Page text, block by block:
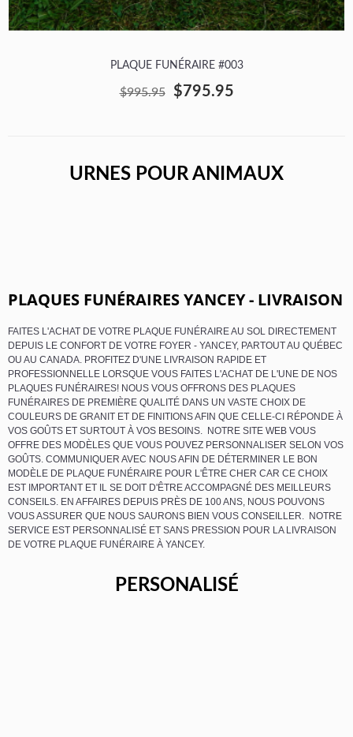
PLAQUE FUNÉRAIRE #003
$995.95 $795.95
URNES POUR ANIMAUX
PLAQUES FUNÉRAIRES YANCEY - LIVRAISON
FAITES L'ACHAT DE VOTRE PLAQUE FUNÉRAIRE AU SOL DIRECTEMENT
DEPUIS LE CONFORT DE VOTRE FOYER - YANCEY, PARTOUT AU QUÉBEC
OU AU CANADA. PROFITEZ D'UNE LIVRAISON RAPIDE ET
PROFESSIONNELLE LORSQUE VOUS FAITES L'ACHAT DE L'UNE DE NOS
PLAQUES FUNÉRAIRES! NOUS VOUS OFFRONS DES PLAQUES
FUNÉRAIRES DE PREMIÈRE QUALITÉ DANS UN VASTE CHOIX DE
COULEURS DE GRANIT ET DE FINITIONS AFIN QUE CELLE-CI RÉPONDE À
VOS GOÛTS ET SURTOUT À VOS BESOINS. NOTRE SITE WEB VOUS
OFFRE DES MODÈLES QUE VOUS POUVEZ PERSONNALISER SELON VOS
GOÛTS. COMMUNIQUER AVEC NOUS AFIN DE DÉTERMINER LE BON
MODÈLE DE PLAQUE FUNÉRAIRE POUR L'ÊTRE CHER CAR CE CHOIX
EST IMPORTANT ET IL SE DOIT D'ÊTRE ACCOMPAGNÉ DES MEILLEURS
CONSEILS. EN AFFAIRES DEPUIS PRÈS DE 100 ANS, NOUS POUVONS
VOUS ASSURER QUE NOUS SAURONS BIEN VOUS CONSEILLER. NOTRE
SERVICE EST PERSONNALISÉ ET SANS PRESSION POUR LA LIVRAISON
DE VOTRE PLAQUE FUNÉRAIRE À YANCEY.
PERSONALISÉ